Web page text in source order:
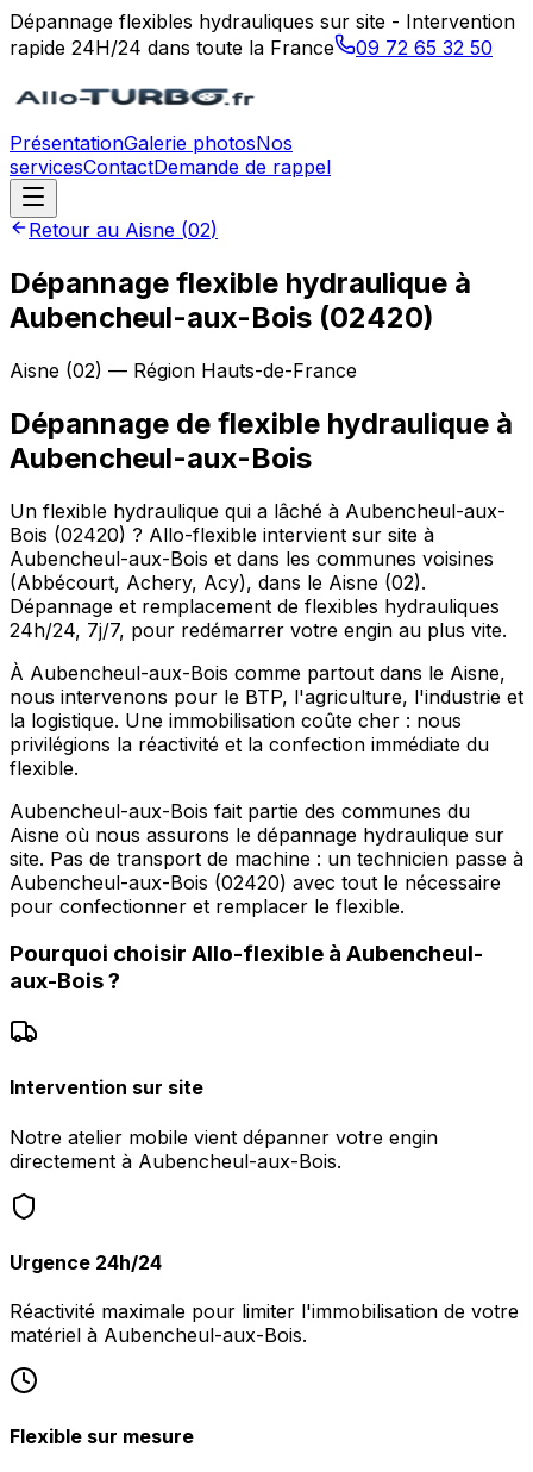
Dépannage flexibles hydrauliques sur site - Intervention
rapide 24H/24 dans toute la France
09 72 65 32 50
PrésentationGalerie photosNos
servicesContactDemande de rappel
Retour au Aisne (02)
Dépannage flexible hydraulique à
Aubencheul-aux-Bois (02420)
Aisne (02) — Région Hauts-de-France
Dépannage de flexible hydraulique à
Aubencheul-aux-Bois
Un flexible hydraulique qui a lâché à Aubencheul-aux-
Bois (02420) ? Allo-flexible intervient sur site à
Aubencheul-aux-Bois et dans les communes voisines
(Abbécourt, Achery, Acy), dans le Aisne (02).
Dépannage et remplacement de flexibles hydrauliques
24h/24, 7j/7, pour redémarrer votre engin au plus vite.
À Aubencheul-aux-Bois comme partout dans le Aisne,
nous intervenons pour le BTP, l'agriculture, l'industrie et
la logistique. Une immobilisation coûte cher : nous
privilégions la réactivité et la confection immédiate du
flexible.
Aubencheul-aux-Bois fait partie des communes du
Aisne où nous assurons le dépannage hydraulique sur
site. Pas de transport de machine : un technicien passe à
Aubencheul-aux-Bois (02420) avec tout le nécessaire
pour confectionner et remplacer le flexible.
Pourquoi choisir Allo-flexible à Aubencheul-
aux-Bois?
Intervention sur site
Notre atelier mobile vient dépanner votre engin
directement à Aubencheul-aux-Bois.
Urgence 24h/24
Réactivité maximale pour limiter l'immobilisation de votre
matériel à Aubencheul-aux-Bois.
Flexible sur mesure